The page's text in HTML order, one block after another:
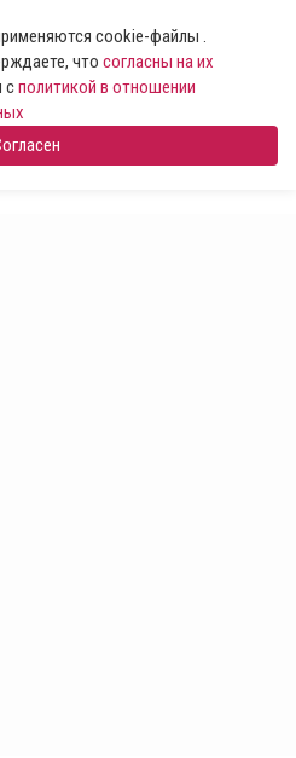
cookie-файлы .
что согласны на их
сполитикой в отношении